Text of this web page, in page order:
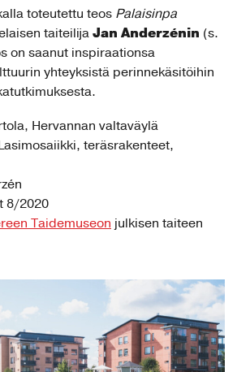
toteutettu teos Palaisinpa
taiteilija Jan Anderzénin (s.
on saanut inspiraationsa
yhteyksistä perinnekäsitöihin
Hervannan valtaväylä
teräsrakenteet,
8/2020
Taidemuseon julkisen taiteen